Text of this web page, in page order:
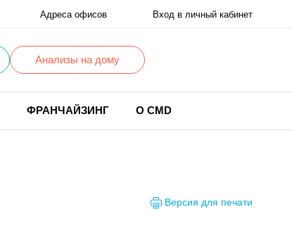
Адреса офисов Вход в личный кабинет
Анализы на дому
ФРАНЧАЙЗИНГ О CMD
Версия для печати